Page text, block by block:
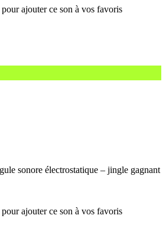
sonore électrostatique – jingle gagnant